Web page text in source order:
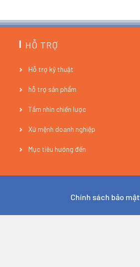
HỖ TRỢ
Hỗ trợ kỹ thuật
hỗ trợ sản phẩm
Tầm nhìn chiến lược
Xứ mệnh doanh nghiệp
Mục tiêu hướng đến
Chính sách bảo mật